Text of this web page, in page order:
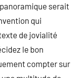
serait
qui
de jovialité
le bon
compter sur